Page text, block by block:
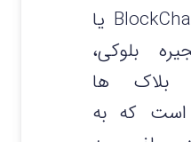
همین است؛ BlockChain یا
بلوکی،
بلاک ها
است که به